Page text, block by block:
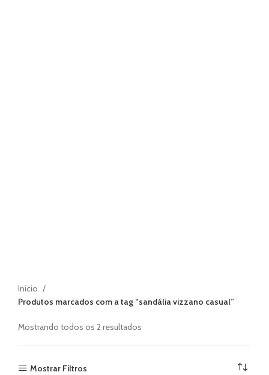
Início
Produtos marcados com a tag “sandália vizzano casual”
Mostrando todos os 2 resultados
Mostrar Filtros